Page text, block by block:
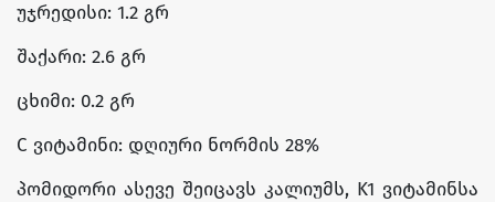
უჯრედისი: 1.2 გრ
შაქარი: 2.6 გრ
ცხიმი: 0.2 გრ
C ვიტამინი: დღიური ნორმის 28%
პომიდორი ასევე შეიცავს კალიუმს, K1 ვიტამინსა